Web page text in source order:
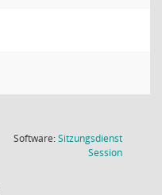
Software:Sitzungsdienst
Session(Wird in